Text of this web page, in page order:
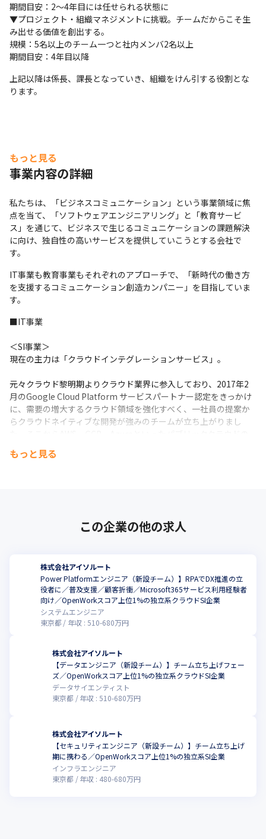
期間目安：2～4年目には任せられる状態に
▼プロジェクト・組織マネジメントに挑戦。チームだからこそ生
み出せる価値を創出する。
規模：5名以上のチーム一つと社内メンバ2名以上
期間目安：4年目以降
上記以降は係長、課長となっていき、組織をけん引する役割とな
ります。
もっと見る
事業内容の詳細
私たちは、「ビジネスコミュニケーション」という事業領域に焦
点を当て、「ソフトウェアエンジニアリング」と「教育サービ
ス」を通じて、ビジネスで生じるコミュニケーションの課題解決
に向け、独自性の高いサービスを提供していこうとする会社で
す。
IT事業も教育事業もそれぞれのアプローチで、「新時代の働き方
を支援するコミュニケーション創造カンパニー」を目指していま
す。
■IT事業
＜SI事業＞
現在の主力は「クラウドインテグレーションサービス」。
元々クラウド黎明期よりクラウド業界に参入しており、2017年2
月のGoogle Cloud Platform サービスパートナー認定をきっかけ
に、需要の増大するクラウド領域を強化すべく、一社員の提案か
らクラウドネイティブな開発が強みのチームが立ち上がりまし
部分から参画しクライアントからの信頼を獲得してきました。
・WEBシステム・業務アプリケーション開発サービス
・IoT基盤開発・データ分析 サービス
・アジャイル開発支援サービス
・クラウド対応 社内ネットワーク導入支援サービス
・ ChatGPT組み込み支援サービス
＜自社プロダクト＞
当社では、【時代の流れ】×【我々の強み】＝【新しい価値・独
自性を創造する】ことで、フレキシブルに事業を展開していま
もっと見る
この企業の他の求人
株式会社アイソルート
Power Platformエンジニア（新設チーム）】RPAでDX推進の立
役者に／普及支援／顧客折衝／Microsoft365サービス利用経験者
向け／OpenWorkスコア上位1%の独立系クラウドSI企業
システムエンジニア
東京都
年収 : 510-680万円
株式会社アイソルート
【データエンジニア（新設チーム）】チーム立ち上げフェー
ズ／OpenWorkスコア上位1%の独立系クラウドSI企業
データサイエンティスト
東京都
年収 :510-680万円
株式会社アイソルート
【セキュリティエンジニア（新設チーム）】チーム立ち上げ
期に携わる／OpenWorkスコア上位1%の独立系SI企業
インフラエンジニア
東京都
年収 : 480-680万円